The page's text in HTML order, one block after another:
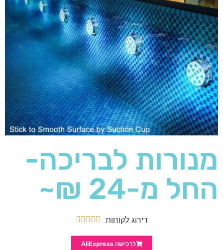
מנורות לבריכה-
החל מ-24 ₪~
דירוג לקוחות 




לרכישה AliExpress